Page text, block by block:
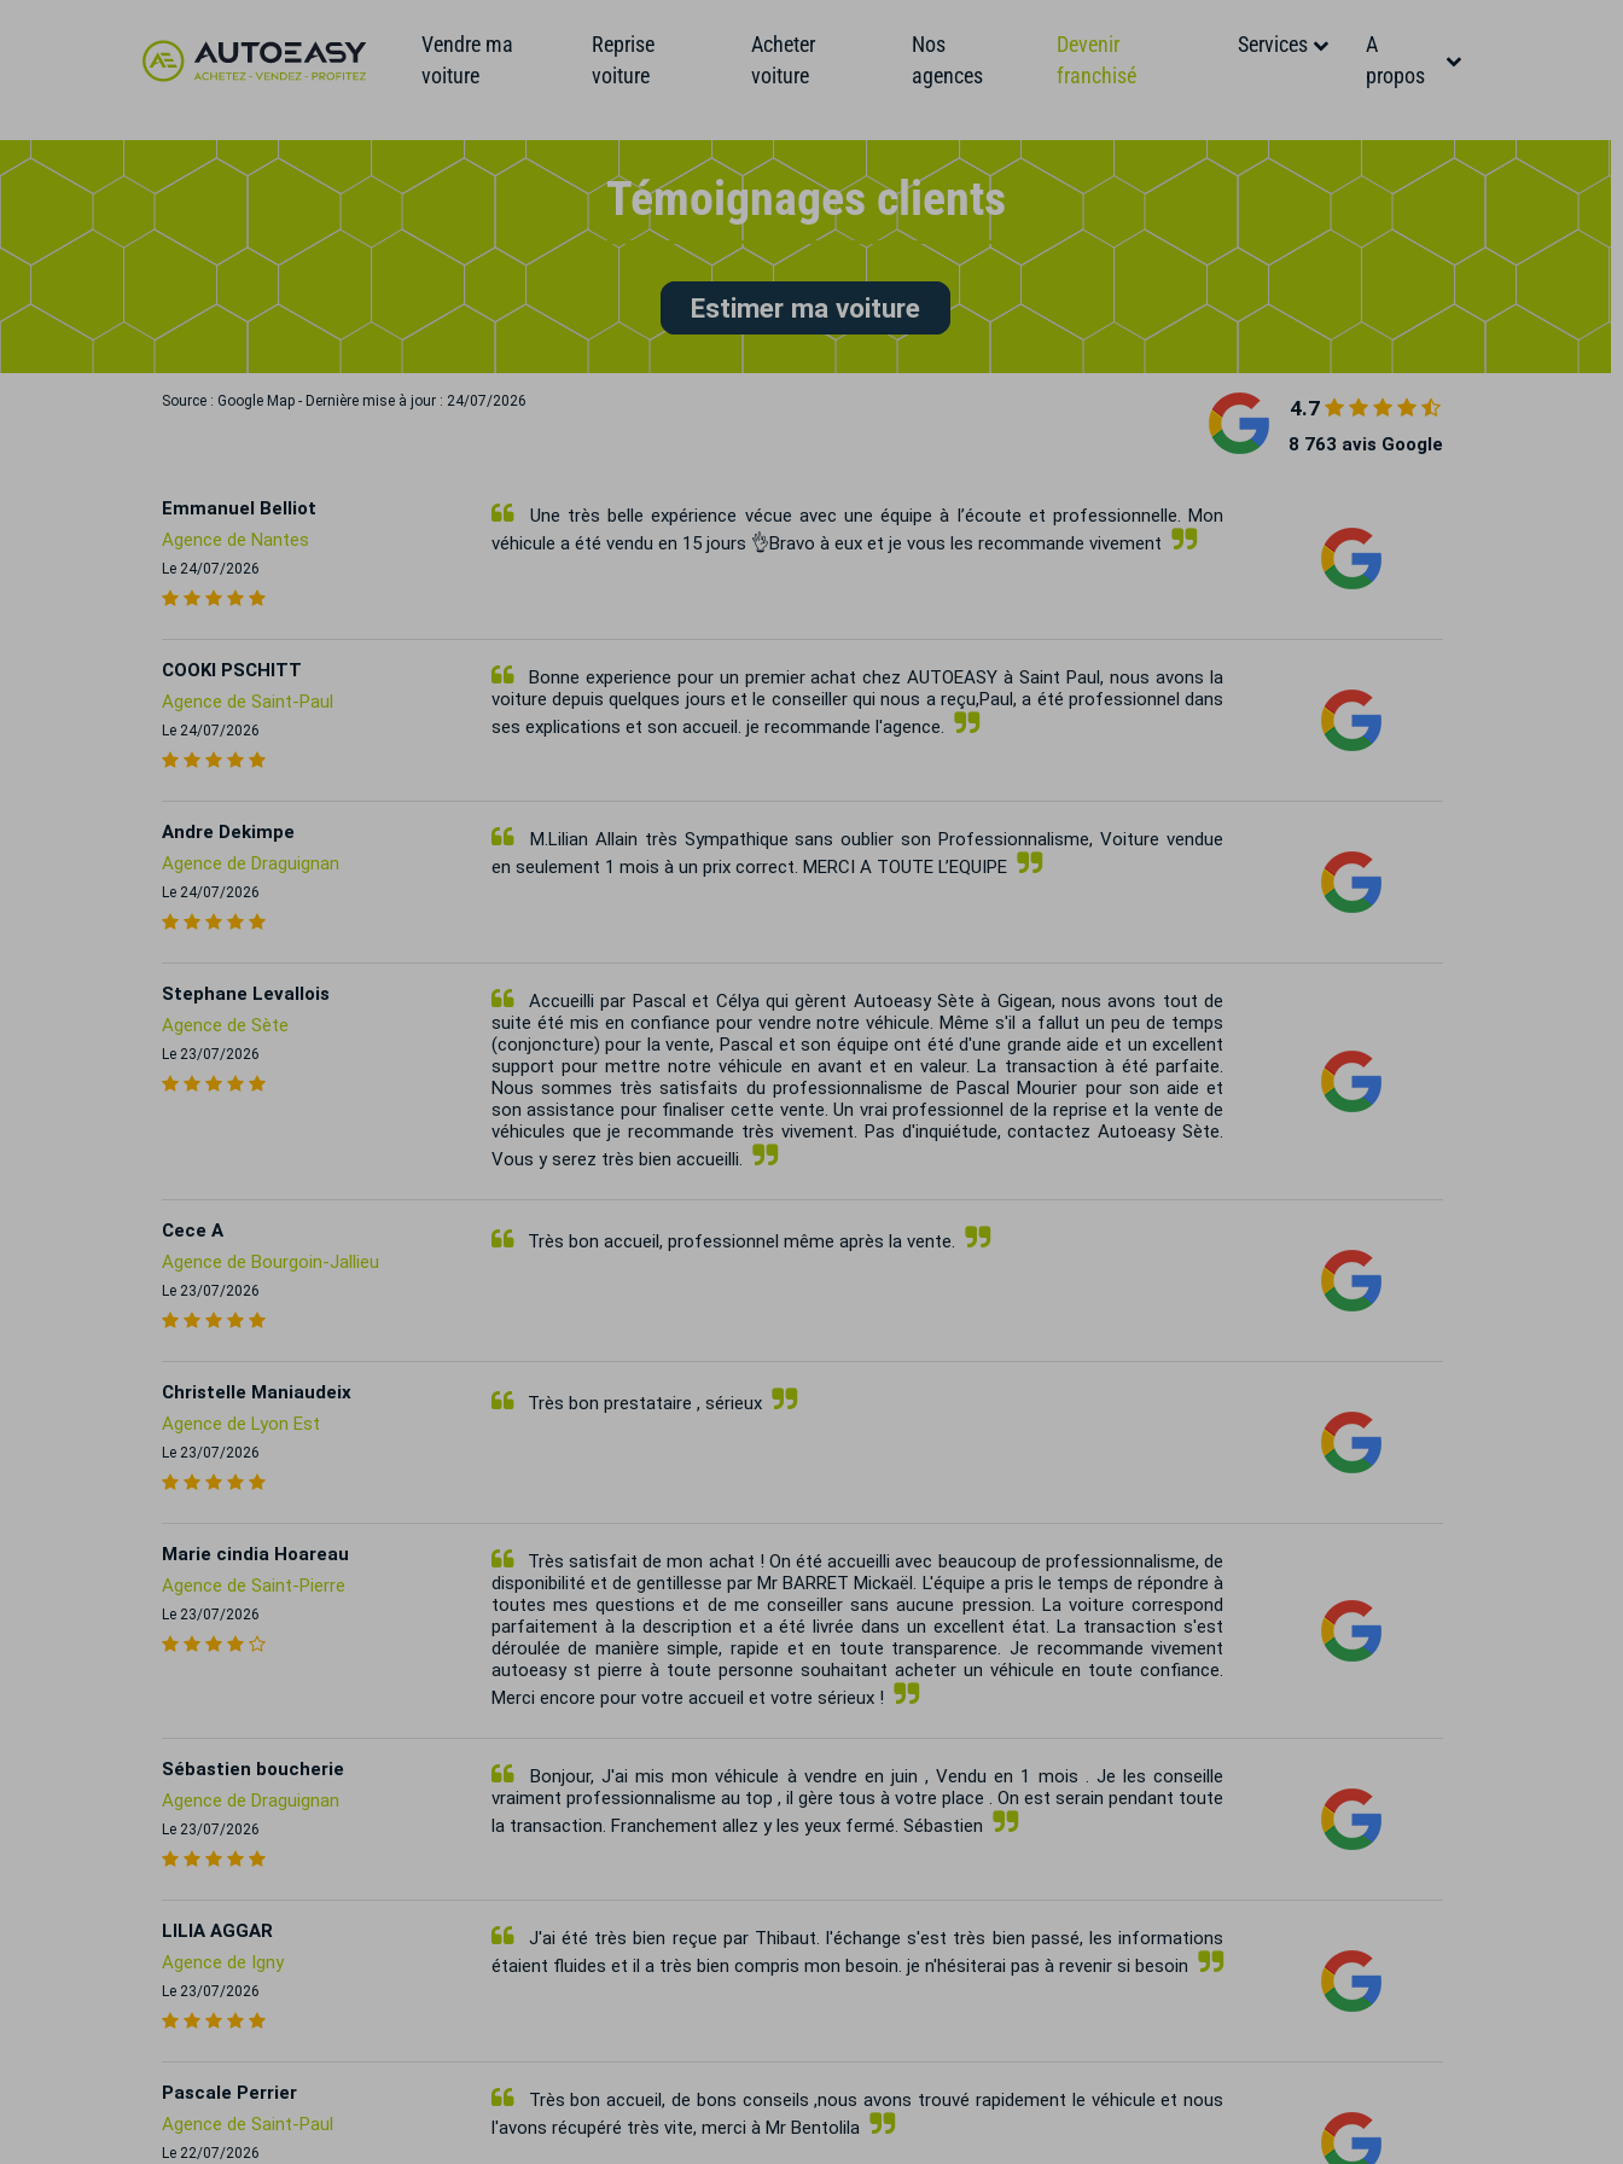
Vendre ma
voiture
Reprise
voiture
Acheter
voiture
Nos
agences
Devenir
franchisé
Services
A
propos
Témoignages clients
Estimer ma voiture
Source : Google Map - Dernière mise à jour : 24/07/2026 4.7
8 763 avis Google
Emmanuel Belliot
Agence de Nantes
Le 24/07/2026
Une très belle expérience vécue avec une équipe à l’écoute et professionnelle. Mon
véhicule a été vendu en 15 jours 👌Bravo à eux et je vous les recommande vivement
COOKI PSCHITT
Agence de Saint-Paul
Le 24/07/2026
Bonne experience pour un premier achat chez AUTOEASY à Saint Paul, nous avons la
voiture depuis quelques jours et le conseiller qui nous a reçu,Paul, a été professionnel dans
ses explications et son accueil. je recommande l'agence.
Andre Dekimpe
Agence de Draguignan
Le 24/07/2026
M.Lilian Allain très Sympathique sans oublier son Professionnalisme, Voiture vendue
en seulement 1 mois à un prix correct. MERCI A TOUTE L’EQUIPE
Stephane Levallois
Agence de Sète
Le 23/07/2026
Accueilli par Pascal et Célya qui gèrent Autoeasy Sète à Gigean, nous avons tout de
suite été mis en confiance pour vendre notre véhicule. Même s'il a fallut un peu de temps
(conjoncture) pour la vente, Pascal et son équipe ont été d'une grande aide et un excellent
support pour mettre notre véhicule en avant et en valeur. La transaction à été parfaite.
Nous sommes très satisfaits du professionnalisme de Pascal Mourier pour son aide et
son assistance pour finaliser cette vente. Un vrai professionnel de la reprise et la vente de
véhicules que je recommande très vivement. Pas d'inquiétude, contactez Autoeasy Sète.
Vous y serez très bien accueilli.
Cece A
Agence de Bourgoin-Jallieu
Le 23/07/2026
Très bon accueil, professionnel même après la vente.
Christelle Maniaudeix
Agence de Lyon Est
Le 23/07/2026
Très bon prestataire , sérieux
Marie cindia Hoareau
Agence de Saint-Pierre
Le 23/07/2026
Très satisfait de mon achat ! On été accueilli avec beaucoup de professionnalisme, de
disponibilité et de gentillesse par Mr BARRET Mickaël. L'équipe a pris le temps de répondre à
toutes mes questions et de me conseiller sans aucune pression. La voiture correspond
parfaitement à la description et a été livrée dans un excellent état. La transaction s'est
déroulée de manière simple, rapide et en toute transparence. Je recommande vivement
autoeasy st pierre à toute personne souhaitant acheter un véhicule en toute confiance.
Merci encore pour votre accueil et votre sérieux !
Sébastien boucherie
Agence de Draguignan
Le 23/07/2026
Bonjour, J'ai mis mon véhicule à vendre en juin , Vendu en 1 mois . Je les conseille
vraiment professionnalisme au top , il gère tous à votre place . On est serain pendant toute
la transaction. Franchement allez y les yeux fermé. Sébastien
LILIA AGGAR
Agence de Igny
Le 23/07/2026
J'ai été très bien reçue par Thibaut. l'échange s'est très bien passé, les informations
étaient fluides et il a très bien compris mon besoin. je n'hésiterai pas à revenir si besoin
Pascale Perrier
Agence de Saint-Paul
Le 22/07/2026
Très bon accueil, de bons conseils ,nous avons trouvé rapidement le véhicule et nous
l'avons récupéré très vite, merci à Mr Bentolila